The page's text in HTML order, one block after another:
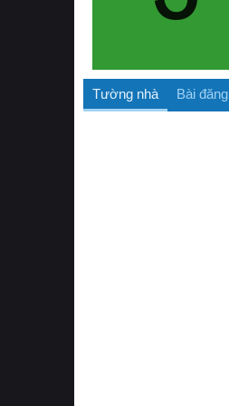
Tường nhà Bài đăng